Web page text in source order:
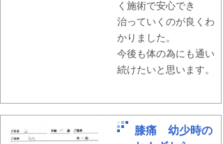
く施術で安心でき
治っていくのが良くわ
かりました。
今後も体の為にも通い
続けたいと思います。
膝痛 幼少時の